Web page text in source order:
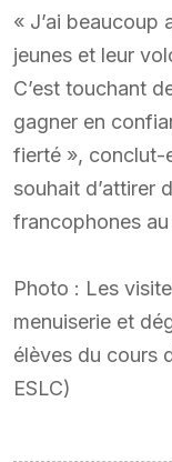
« J’ai beaucoup
jeunes et leur
C’est touchant
gagner en
fierté », conclut-
souhait d’attirer
francophones
Photo : Les
menuiserie et
élèves du cours
ESLC)